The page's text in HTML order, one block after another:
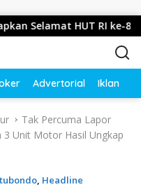
HUT RI ke-81 Tahun 2026
Advertorial Iklan
Tak Percuma Lapor
3 Unit Motor Hasil Ungkap
, Headline